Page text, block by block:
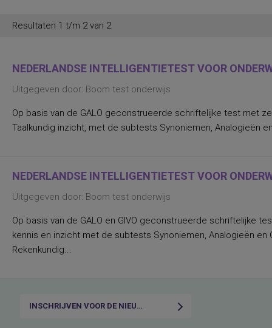
Resultaten 1 t/m 2 van 2
NEDERLANDSE INTELLIGENTIETEST VOOR
Uitgegeven door: Boom test onderwijs
Op basis van de GALO geconstrueerde schriftelijke test met
Taalkundig inzicht, met de subtests Synoniemen, Analogieën
NEDERLANDSE INTELLIGENTIETEST VOOR
Uitgegeven door: Boom test onderwijs
Op basis van de GALO en GIVO geconstrueerde schriftelijke
kennis en inzicht met de subtests Synoniemen, Analogieën
Rekenkundig...
INSCHRIJVEN VOOR DE NIEUWSBRIEF